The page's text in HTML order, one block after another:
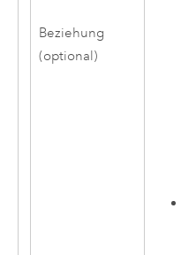
Beziehung
(optional)